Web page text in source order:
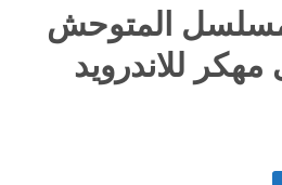
المتوحش
للاندرويد